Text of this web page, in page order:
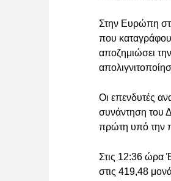
Στην Ευρώπη
που
αποζημιώσει
Οι επενδυτές
συνάντηση του
πρώτη υπό την
Στις 12:36 ώρα
στις 419,48